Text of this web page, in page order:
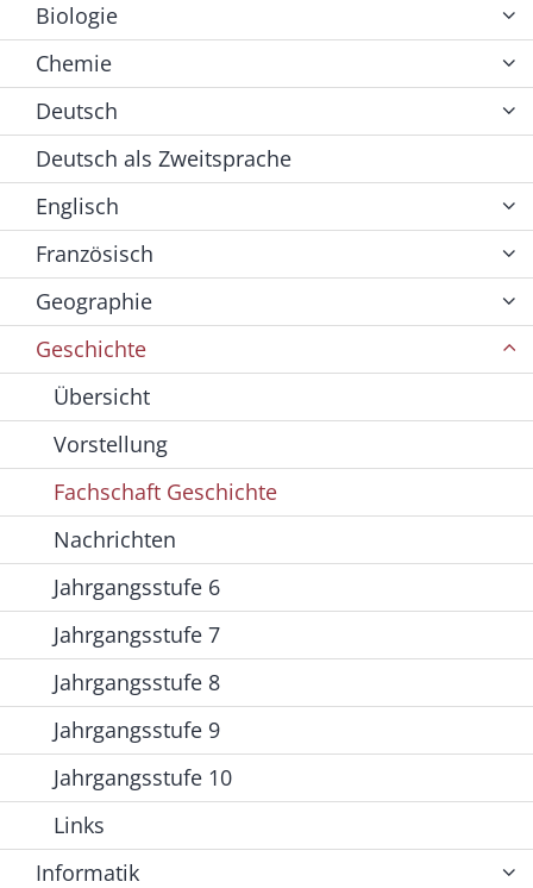
Biologie
Chemie
Deutsch
Deutsch als Zweitsprache
Englisch
Französisch
Geographie
Geschichte
Übersicht
Vorstellung
Fachschaft Geschichte
Nachrichten
Jahrgangsstufe 6
Jahrgangsstufe 7
Jahrgangsstufe 8
Jahrgangsstufe 9
Jahrgangsstufe 10
Links
Informatik